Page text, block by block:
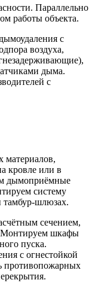
Параллельно
работы объекта.
с
воздуха,
дыма.
с
материалов,
кровле или в
дымоприёмные
систему
тамбур-шлюзах.
сечением,
Монтируем шкафы
пуска.
с огнестойкой
противопожарных